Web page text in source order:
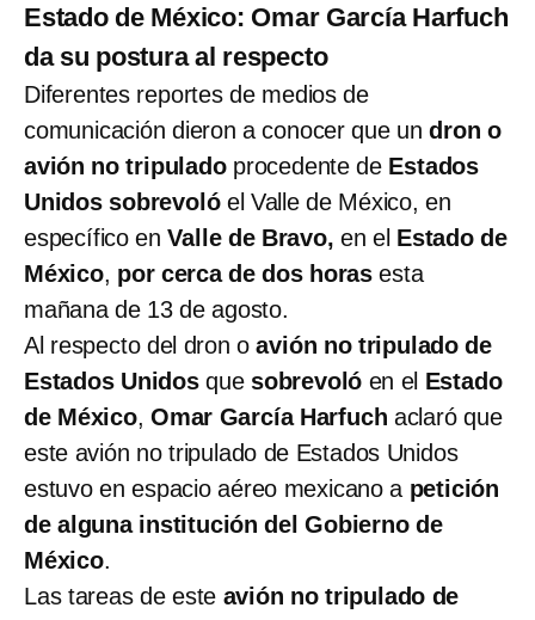
Estado de México: Omar García Harfuch
da su postura al respecto
Diferentes reportes de medios de
comunicación dieron a conocer que un dron o
avión no tripuladoprocedente de Estados
Unidos sobrevolóel Valle de México, en
específico enValle de Bravo,en el Estado de
México, por cerca de dos horas esta
mañana de 13 de agosto.
Al respecto del dron oavión no tripulado de
Estados Unidosque sobrevoló en el Estado
de México,Omar García Harfuch aclaró que
este avión no tripulado de Estados Unidos
estuvo en espacio aéreo mexicano a petición
de alguna institución del Gobierno de
México.
Las tareas de este avión no tripulado de